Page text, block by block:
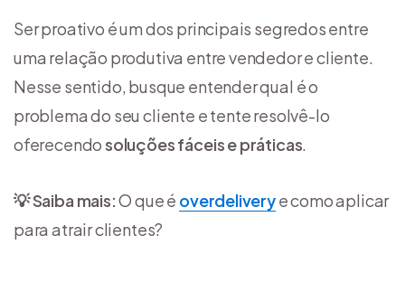
Ser proativo é um dos principais segredos entre
uma relação produtiva entre vendedor e cliente.
Nesse sentido, busque entender qual é o
problema do seu cliente e tente resolvê-lo
oferecendosoluções fáceis e práticas.
💡 Saiba mais:O que é overdeliverye como aplicar
para atrair clientes?